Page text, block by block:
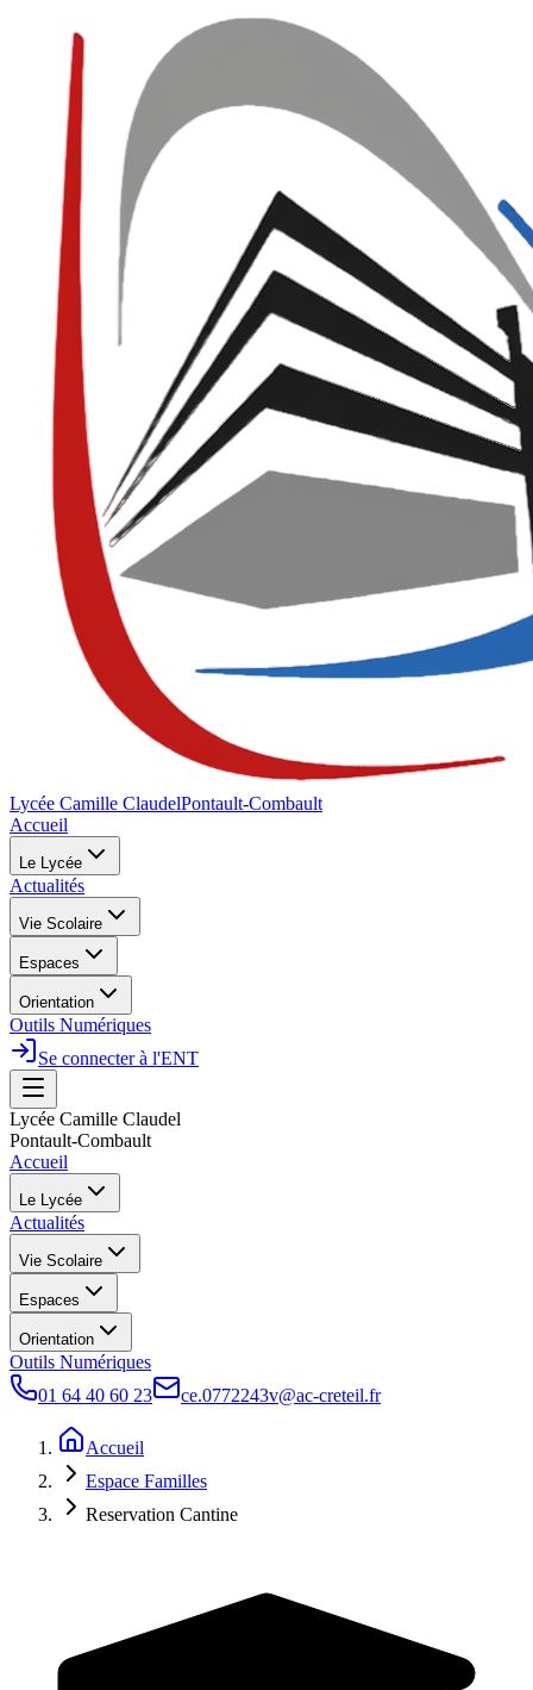
Lycée Camille ClaudelPontault-Combault
Accueil
Le Lycée
Actualités
Vie Scolaire
Espaces
Orientation
Outils Numériques
Se connecter à l'ENT
Lycée Camille Claudel
Pontault-Combault
Accueil
Le Lycée
Actualités
Vie Scolaire
Espaces
Orientation
Outils Numériques
01 64 40 60 23
ce.0772243v@ac-creteil.fr
Accueil
Espace Familles
Reservation Cantine